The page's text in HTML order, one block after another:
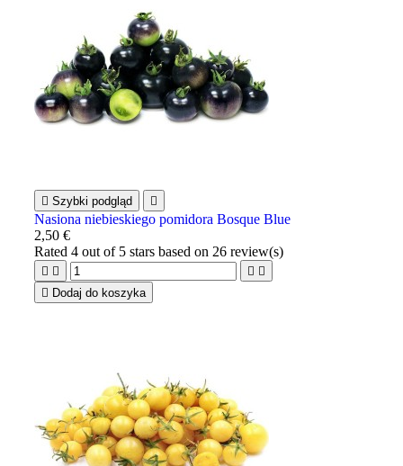
 Szybki podgląd 
Nasiona niebieskiego pomidora Bosque Blue
2,50 €
Rated4 out of 5 stars based on 26 review(s)
   
 Dodaj do koszyka